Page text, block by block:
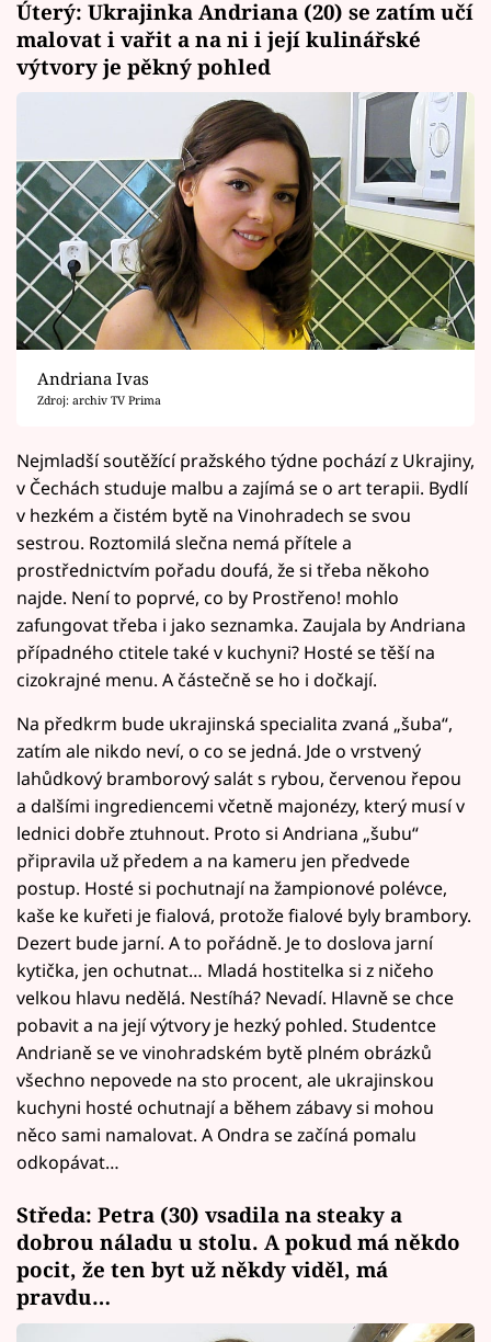
Úterý: Ukrajinka Andriana (20) se zatím učí
malovat i vařit a na ni i její kulinářské
výtvory je pěkný pohled
Andriana Ivas
Zdroj: archiv TV Prima
Nejmladší soutěžící pražského týdne pochází z Ukrajiny,
v Čechách studuje malbu a zajímá se o art terapii. Bydlí
v hezkém a čistém bytě na Vinohradech se svou
sestrou. Roztomilá slečna nemá přítele a
prostřednictvím pořadu doufá, že si třeba někoho
najde. Není to poprvé, co by Prostřeno! mohlo
zafungovat třeba i jako seznamka. Zaujala by Andriana
případného ctitele také v kuchyni? Hosté se těší na
cizokrajné menu. A částečně se ho i dočkají.
Na předkrm bude ukrajinská specialita zvaná „šuba“,
zatím ale nikdo neví, o co se jedná. Jde o vrstvený
lahůdkový bramborový salát s rybou, červenou řepou
a dalšími ingrediencemi včetně majonézy, který musí v
lednici dobře ztuhnout. Proto si Andriana „šubu“
připravila už předem a na kameru jen předvede
postup. Hosté si pochutnají na žampionové polévce,
kaše ke kuřeti je fialová, protože fialové byly brambory.
Dezert bude jarní. A to pořádně. Je to doslova jarní
kytička, jen ochutnat… Mladá hostitelka si z ničeho
velkou hlavu nedělá. Nestíhá? Nevadí. Hlavně se chce
pobavit a na její výtvory je hezký pohled. Studentce
Andrianě se ve vinohradském bytě plném obrázků
všechno nepovede na sto procent, ale ukrajinskou
kuchyni hosté ochutnají a během zábavy si mohou
něco sami namalovat. A Ondra se začíná pomalu
odkopávat…
Středa: Petra (30) vsadila na steaky a
dobrou náladu u stolu. A pokud má někdo
pocit, že ten byt už někdy viděl, má
pravdu…